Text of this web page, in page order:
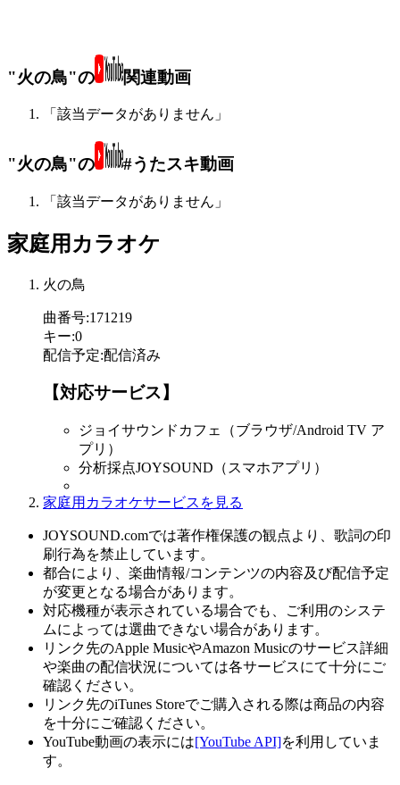
"火の鳥"の 関連動画
「該当データがありません」
"火の鳥"の #うたスキ動画
「該当データがありません」
家庭用カラオケ
火の鳥
曲番号:171219
キー:0
配信予定:配信済み
【対応サービス】
ジョイサウンドカフェ（ブラウザ/Android TV ア
プリ）
分析採点JOYSOUND（スマホアプリ）
家庭用カラオケサービスを見る
JOYSOUND.comでは著作権保護の観点より、歌詞の印
刷行為を禁止しています。
都合により、楽曲情報/コンテンツの内容及び配信予定
が変更となる場合があります。
対応機種が表示されている場合でも、ご利用のシステ
ムによっては選曲できない場合があります。
リンク先のApple MusicやAmazon Musicのサービス詳細
や楽曲の配信状況については各サービスにて十分にご
確認ください。
リンク先のiTunes Storeでご購入される際は商品の内容
を十分にご確認ください。
YouTube動画の表示には[YouTube API]を利用していま
す。